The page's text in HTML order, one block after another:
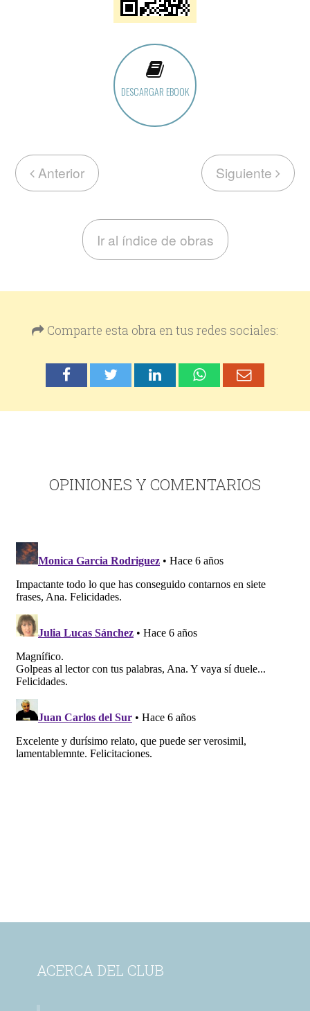
DESCARGAR EBOOK
Anterior Siguiente
Ir al índice de obras
Comparte esta obra en tus redes sociales:
OPINIONES Y COMENTARIOS
ACERCA DEL CLUB